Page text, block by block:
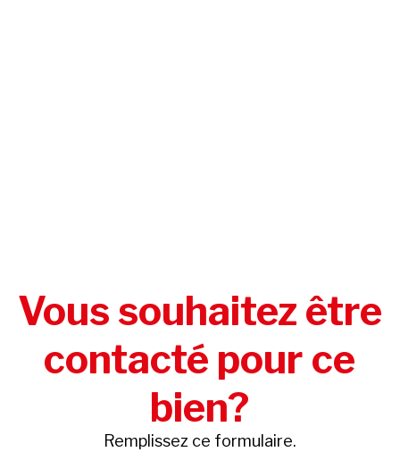
Vous souhaitez être
contacté pour ce
bien?
Remplissez ce formulaire.